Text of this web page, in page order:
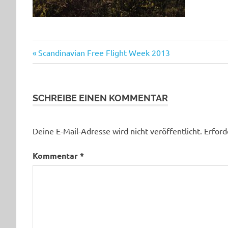
Beitragsnavigation
Vorheriger
Beitrag:
Scandinavian Free Flight Week 2013
SCHREIBE EINEN KOMMENTAR
Deine E-Mail-Adresse wird nicht veröffentlicht.
Kommentar*